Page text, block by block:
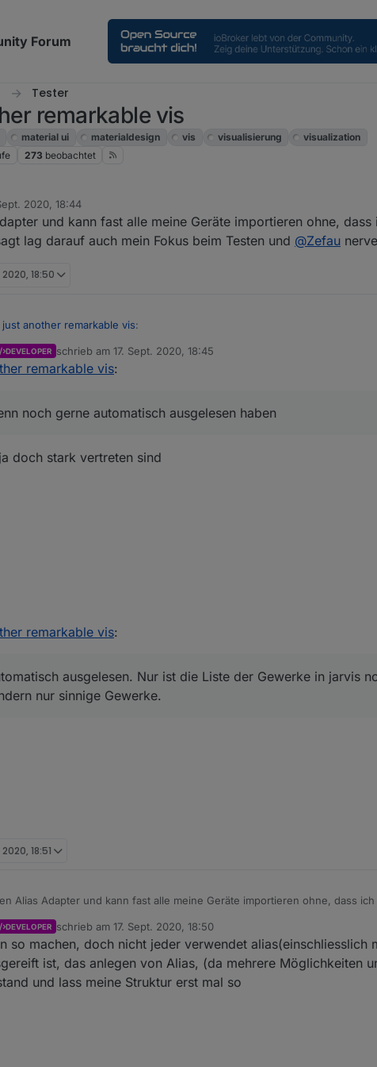
Forum
Tester
remarkable vis
material ui materialdesign vis visualisierung
visualization
273 beobachtet
2020, 18:44
und kann fast alle meine Geräte importieren ohne,
lag darauf auch mein Fokus beim Testen und @Zefau
18:50
another remarkable vis:
das schon seeehr viel geklicke, bis man da ein paar Geräte komplett(also
der Geräte-Strukturen machen (gerne jeweils in Bezug zum
Gewerke, die im IoBroker schon vorgegeben/auswählbar sind,
DEVELOPER schrieb am 17. Sept. 2020, 18:45
zuletzt editiert von
remarkable vis:
noch gerne automatisch ausgelesen haben
doch stark vertreten sind
remarkable vis:
ausgelesen. Nur ist die Liste der Gewerke in jarvis
nur sinnige Gewerke.
18:51
Alias Adapter und kann fast alle meine Geräte importieren ohne, dass
DEVELOPER schrieb am 17. Sept. 2020, 18:50
zuletzt editiert von
so machen, doch nicht jeder verwendet alias(einschliesslich
ist, das anlegen von Alias, (da mehrere Möglichkeiten
und lass meine Struktur erst mal so